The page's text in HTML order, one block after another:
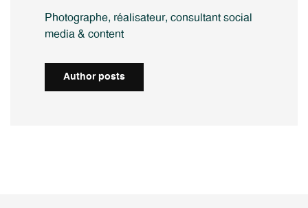
Photographe, réalisateur, consultant social
media & content
Author posts